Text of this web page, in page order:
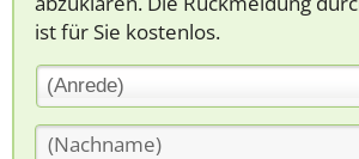
ist für Sie kostenlos.
(Anrede)